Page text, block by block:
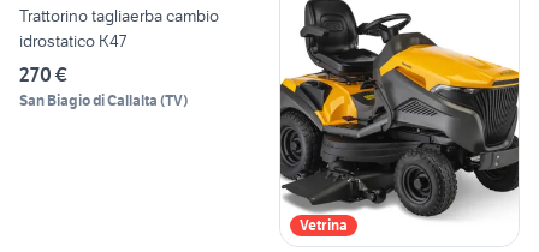
Trattorino tagliaerba cambio
idrostatico K47
270 €
San Biagio di Callalta (TV)
Vetrina